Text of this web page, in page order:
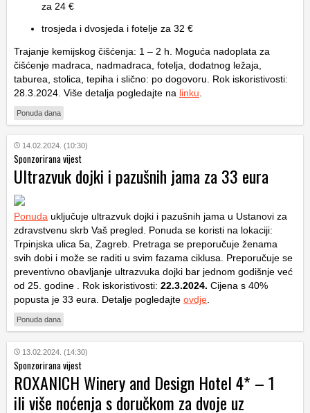
za 24 €
trosjeda i dvosjeda i fotelje za 32 €
Trajanje kemijskog čišćenja: 1 – 2 h. Moguća nadoplata za
čišćenje madraca, nadmadraca, fotelja, dodatnog ležaja,
taburea, stolica, tepiha i slično: po dogovoru. Rok iskoristivosti:
28.3.2024. Više detalja pogledajte na linku
Ponuda dana
14.02.2024. (10:30)
Sponzorirana vijest
Ultrazvuk dojki i pazušnih jama za 33 eura
Ponuda uključuje ultrazvuk dojki i pazušnih jama u Ustanovi za
zdravstvenu skrb Vaš pregled. Ponuda se koristi na lokaciji:
Trpinjska ulica 5a, Zagreb. Pretraga se preporučuje ženama
svih dobi i može se raditi u svim fazama ciklusa. Preporučuje se
preventivno obavljanje ultrazvuka dojki bar jednom godišnje već
od 25. godine . Rok iskoristivosti: 22.3.2024. Cijena s 40%
popusta je 33 eura. Detalje pogledajte ovdje
Ponuda dana
13.02.2024. (14:30)
Sponzorirana vijest
ROXANICH Winery and Design Hotel 4* – 1
ili više noćenja s doručkom za dvoje uz